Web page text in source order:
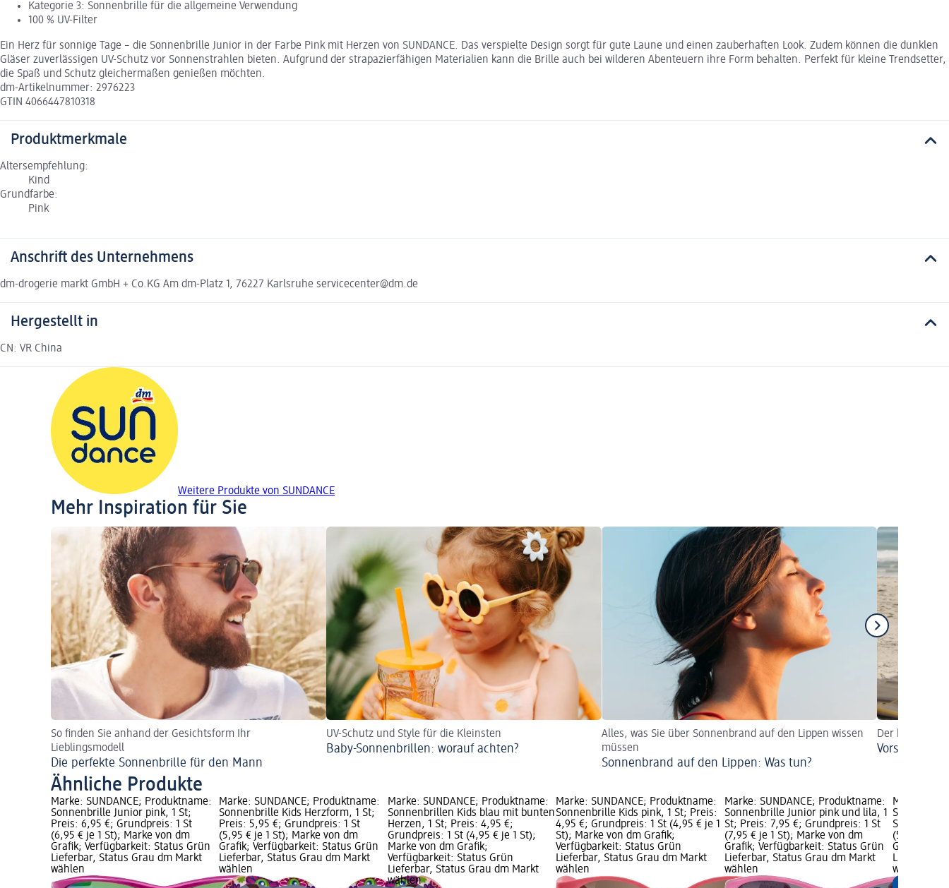
Kategorie 3: Sonnenbrille für die allgemeine Verwendung
100 % UV-Filter
Ein Herz für sonnige Tage – die Sonnenbrille Junior in der Farbe Pink mit Herzen von SUNDANCE. Das verspielte Design sorgt für gute Laune und einen zauberhaften Look. Zudem können die dunklen
Gläser zuverlässigen UV-Schutz vor Sonnenstrahlen bieten. Aufgrund der strapazierfähigen Materialien kann die Brille auch bei wilderen Abenteuern ihre Form behalten. Perfekt für kleine Trendsetter,
die Spaß und Schutz gleichermaßen genießen möchten.
dm-Artikelnummer: 2976223
GTIN 4066447810318
Produktmerkmale
Altersempfehlung:
Kind
Grundfarbe:
Pink
Anschrift des Unternehmens
dm-drogerie markt GmbH + Co.KG Am dm-Platz 1, 76227 Karlsruhe servicecenter@dm.de
Hergestellt in
CN: VR China
Weitere Produkte von SUNDANCE
Mehr Inspiration für Sie
So finden Sie anhand der Gesichtsform Ihr
Lieblingsmodell
Die perfekte Sonnenbrille für den Mann
UV-Schutz und Style für die Kleinsten
Baby-Sonnenbrillen: worauf achten?
Alles, was Sie über Sonnenbrand auf den Lippen wissen
müssen
Sonnenbrand auf den Lippen: Was tun?
Der beste
Vorsicht
Ähnliche Produkte
Marke: SUNDANCE; Produktname:
Sonnenbrille Junior pink, 1 St;
Preis: 6,95 €; Grundpreis: 1 St
(6,95 € je 1 St); Marke von dm
Grafik; Verfügbarkeit: Status Grün
Lieferbar, Status Grau dm Markt
wählen
Marke: SUNDANCE; Produktname:
Sonnenbrille Kids Herzform, 1 St;
Preis: 5,95 €; Grundpreis: 1 St
(5,95 € je 1 St); Marke von dm
Grafik; Verfügbarkeit: Status Grün
Lieferbar, Status Grau dm Markt
wählen
Marke: SUNDANCE; Produktname:
Sonnenbrillen Kids blau mit bunten
Herzen, 1 St; Preis: 4,95 €;
Grundpreis: 1 St (4,95 € je 1 St);
Marke von dm Grafik;
Verfügbarkeit: Status Grün
Lieferbar, Status Grau dm Markt
wählen
Marke: SUNDANCE; Produktname:
Sonnenbrille Kids pink, 1 St; Preis:
4,95 €; Grundpreis: 1 St (4,95 € je 1
St); Marke von dm Grafik;
Verfügbarkeit: Status Grün
Lieferbar, Status Grau dm Markt
wählen
Marke: SUNDANCE; Produktname:
Sonnenbrille Junior pink und lila, 1
St; Preis: 7,95 €; Grundpreis: 1 St
(7,95 € je 1 St); Marke von dm
Grafik; Verfügbarkeit: Status Grün
Lieferbar, Status Grau dm Markt
wählen
Marke:
St; Preis:
(5,95 € je 1
Grafik;
Lieferbar,
wählen